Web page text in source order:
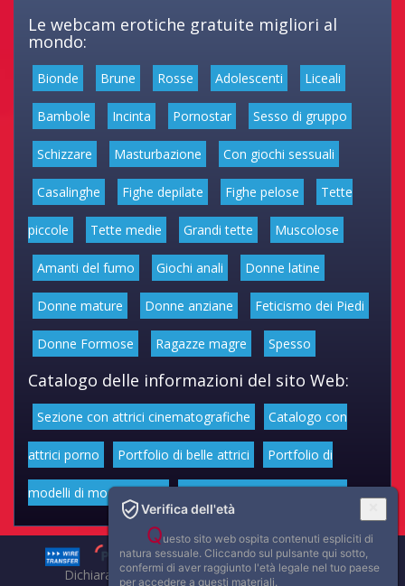
Le webcam erotiche gratuite migliori al
mondo:
Bionde Brune Rosse Adolescenti Liceali
Bambole Incinta Pornostar Sesso di gruppo
Schizzare Masturbazione Con giochi sessuali
Casalinghe Fighe depilate Fighe pelose Tette
piccole Tette medie Grandi tette Muscolose
Amanti del fumo Giochi anali Donne latine
Donne mature Donne anziane Feticismo dei Piedi
Donne Formose Ragazze magre Spesso
Catalogo delle informazioni del sito Web:
Sezione con attrici cinematografiche Catalogo con
attrici porno Portfolio di belle attrici Portfolio di
modelli di moda volgari Affascinanti star dello sport
Dichiarazione di non responsabilità: tutti i membri e le
Verifica dell'età
Questo sito web ospita contenuti espliciti di
natura sessuale. Cliccando sul pulsante qui sotto,
confermi di aver raggiunto l'età legale nel tuo paese
per accedere a questi materiali.